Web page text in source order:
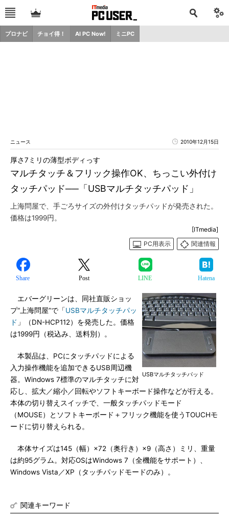
プロナビ チョイ得！ AI PC Now! ミニPC
ニュース 2010年12月15日
マルチタッチ＆フリック操作OK、ちっこい外付け
タッチパッド──「USBマルチタッチパッド」
厚さ7ミリの薄型ボディっす
上海問屋で、手ごろサイズの外付けタッチパッドが発売された。
価格は1999円。
[ITmedia]
PC用表示
関連情報
Share Post LINE Hatena
USBマルチタッチパッド
エバーグリーンは、同社直販ショッ
プ“上海問屋”で「USBマルチタッチパッ
ド 」（DN-HCP112）を発売した。価格
は1999円（税込み、送料別）。
本製品は、PCにタッチパッドによる
入力操作機能を追加できるUSB周辺機
器。Windows 7標準のマルチタッチに対
応し、拡大／縮小／回転やソフトキーボード操作などが行える。
本体の切り替えスイッチで、一般タッチパッドモード
（MOUSE）とソフトキーボード＋フリック機能を使うTOUCHモ
ードに切り替えられる。
本体サイズは145（幅）×72（奥行き）×9（高さ）ミリ、重量
は約95グラム。対応OSはWindows 7（全機能をサポート）、
Windows Vista／XP（タッチパッドモードのみ）。
関連キーワード